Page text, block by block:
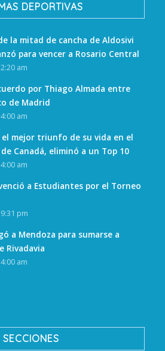
DEPORTIVAS
la mitad de cancha de Aldosivi
para vencer a Rosario Central
am
por Thiago Almada entre
de Madrid
am
mejor triunfo de su vida en el
Canadá, eliminó a un Top 10
am
a Estudiantes por el Torneo
pm
a Mendoza para sumarse a
Rivadavia
am
SECCIONES